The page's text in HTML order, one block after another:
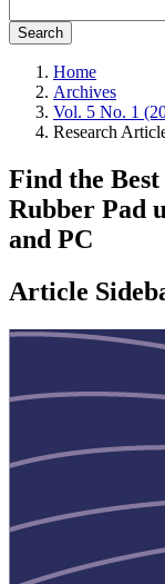
Search
Home
Archives
Vol. 5 No. 1
Research
Find the Best
Rubber Pad
and PC
Article